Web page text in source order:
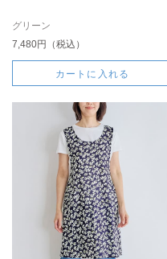
グリーン
7,480円（税込）
カートに入れる